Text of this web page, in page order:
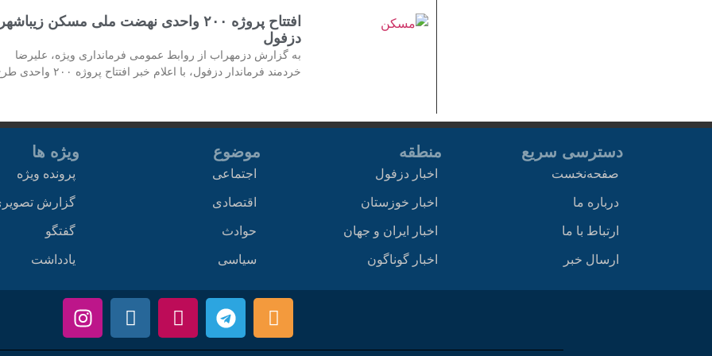
افتتاح پروژه ۲۰۰ واحدی نهضت ملی مسکن
دزفول
به گزارش دزمهراب از روابط عمومی فرمانداری ویژه، علیرضا
خردمند فرماندار دزفول، با اعلام خبر افتتاح پروژه ۲۰۰ واحدی طرح
دسترسی سریع
صفحه‌نخست
درباره ما
ارتباط با ما
ارسال خبر
منطقه
اخبار دزفول
اخبار خوزستان
اخبار ایران و جهان
اخبار گوناگون
موضوع
اجتماعی
اقتصادی
حوادث
سیاسی
ویژه ها
پرونده ویژه
گزارش
گفتگو
یادداشت